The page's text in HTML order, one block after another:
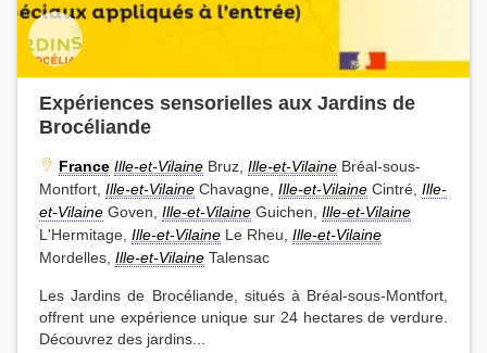
Expériences sensorielles aux Jardins de
Brocéliande
France Ille-et-Vilaine Bruz, Ille-et-Vilaine Bréal-sous-
Montfort, Ille-et-Vilaine Chavagne, Ille-et-Vilaine Cintré, Ille-
et-Vilaine Goven, Ille-et-Vilaine Guichen, Ille-et-Vilaine
L'Hermitage, Ille-et-Vilaine Le Rheu, Ille-et-Vilaine
Mordelles, Ille-et-Vilaine Talensac
Les Jardins de Brocéliande, situés à Bréal-sous-Montfort,
offrent une expérience unique sur 24 hectares de verdure.
Découvrez des jardins...